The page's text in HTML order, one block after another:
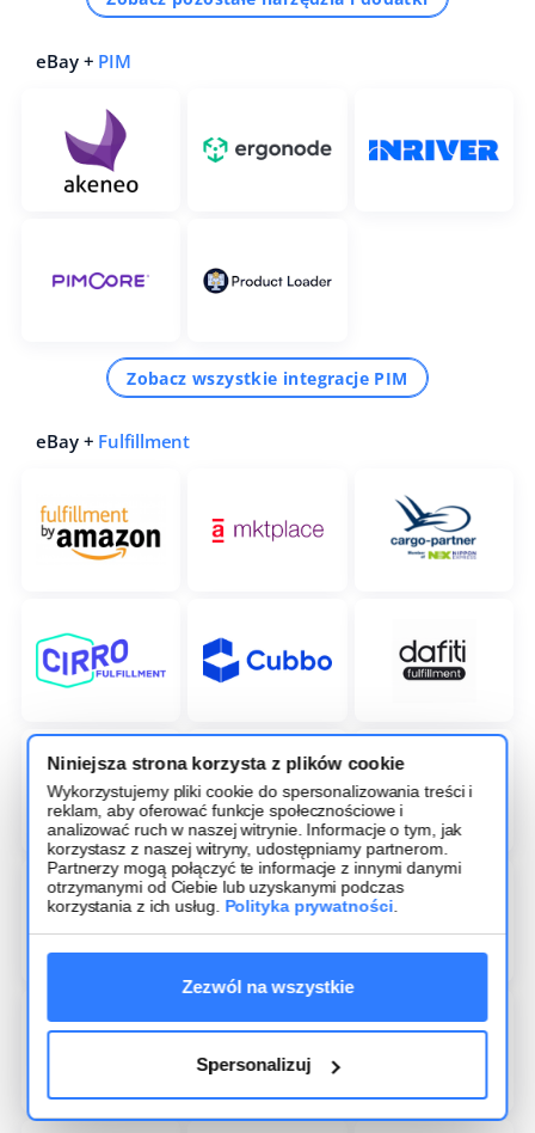
Niniejsza strona korzysta z plików cookie
Wykorzystujemy pliki cookie do spersonalizowania treści i
reklam, aby oferować funkcje społecznościowe i
analizować ruch w naszej witrynie. Informacje o tym, jak
korzystasz z naszej witryny, udostępniamy partnerom.
Partnerzy mogą połączyć te informacje z innymi danymi
otrzymanymi od Ciebie lub uzyskanymi podczas
korzystania z ich usług. Polityka prywatności.
Zezwól na wszystkie
Spersonalizuj
eBay + PIM
Zobacz wszystkie integracje PIM
eBay + Fulfillment